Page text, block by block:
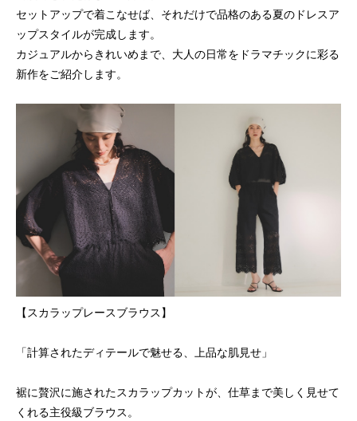
セットアップで着こなせば、それだけで品格のある夏のドレスア
ップスタイルが完成します。
カジュアルからきれいめまで、大人の日常をドラマチックに彩る
新作をご紹介します。
【スカラップレースブラウス】
「計算されたディテールで魅せる、上品な肌見せ」
裾に贅沢に施されたスカラップカットが、仕草まで美しく見せて
くれる主役級ブラウス。